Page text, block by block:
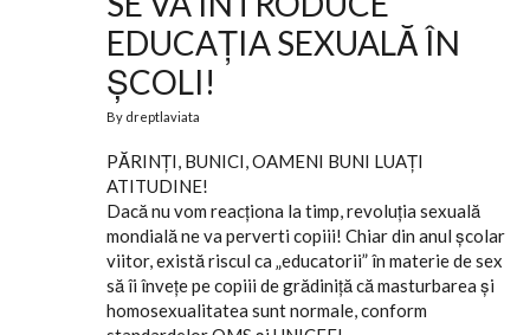
EDUCAȚIA SEXUALĂ ÎN
ȘCOLI!
By dreptlaviata
PĂRINȚI, BUNICI, OAMENI BUNI LUAȚI
ATITUDINE!
Dacă nu vom reacţiona la timp, revoluţia sexuală
mondială ne va perverti copiii! Chiar din anul şcolar
viitor, există riscul ca „educatorii” în materie de sex
să îi înveţe pe copiii de grădiniţă că masturbarea şi
homosexualitatea sunt normale, conform